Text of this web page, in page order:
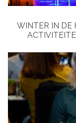
WINTER IN DE